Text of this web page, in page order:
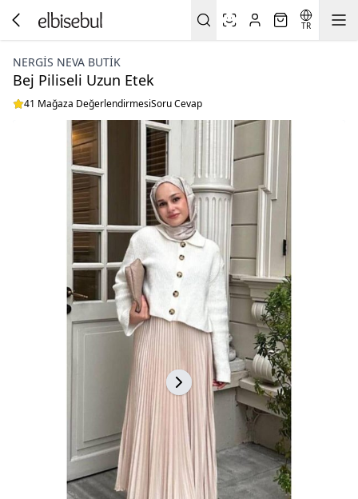
TR
NERGIS NEVA BUTIK
Bej Piliseli Uzun Etek
41 Mağaza DeğerlendirmesiSoru Cevap